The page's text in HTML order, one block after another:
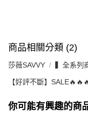
商品相關分類 (2)
莎薇SAVVY ▍全系列
【好評不斷】
你可能有興趣的商